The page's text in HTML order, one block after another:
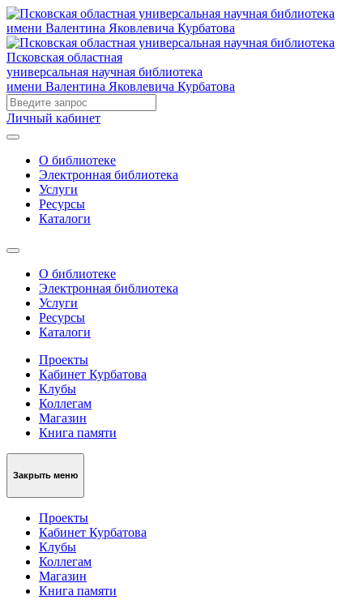
Псковская областная
универсальная научная библиотека
имени Валентина Яковлевича Курбатова
Личный кабинет
О библиотеке
Электронная библиотека
Услуги
Ресурсы
Каталоги
О библиотеке
Электронная библиотека
Услуги
Ресурсы
Каталоги
Проекты
Кабинет Курбатова
Клубы
Коллегам
Магазин
Книга памяти
Закрыть меню
Проекты
Кабинет Курбатова
Клубы
Коллегам
Магазин
Книга памяти